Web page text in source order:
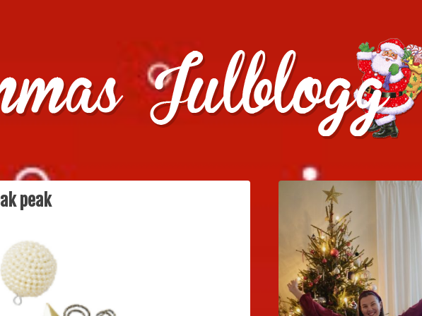
julklappstips, julkalendrar, adventskalendrar , julpyssel och julrecept!
peak